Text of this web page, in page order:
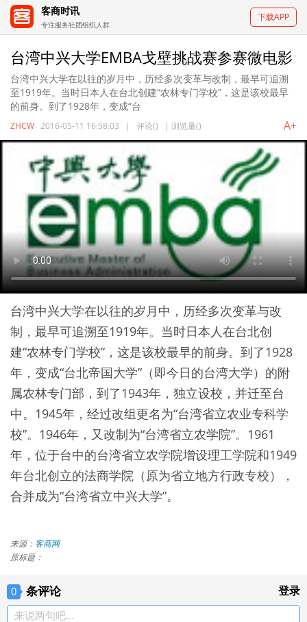
客商时讯
专注服务社团组织人群
下载APP
台湾中兴大学EMBA戈壁挑战赛参赛微电影
台湾中兴大学在以往的岁月中，历经多次变革与改制，最早可追溯
至1919年。当时日本人在台北创建“农林专门学校”，这是该校最早
的前身。到了1928年，变成“台
ZHCW 2016-05-11 16:58:03 | 评论() | 浏览量() A+
台湾中兴大学在以往的岁月中，历经多次变革与改
制，最早可追溯至1919年。当时日本人在台北创
建“农林专门学校”，这是该校最早的前身。到了1928
年，变成“台北帝国大学”（即今日的台湾大学）的附
属农林专门部，到了1943年，独立设校，并迁至台
中。1945年，经过改组更名为“台湾省立农业专科学
校”。1946年，又改制为“台湾省立农学院”。1961
年，位于台中的台湾省立农学院增设理工学院和1949
年台北创立的法商学院（原为省立地方行政专校），
合并成为“台湾省立中兴大学”。
来源： 客商网
原标题：
0 条评论 登录
来说两句吧...